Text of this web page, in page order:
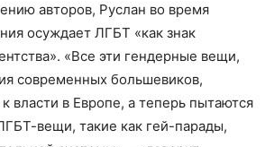
авторов, Руслан во время
осуждает ЛГБТ «как знак
«Все эти гендерные вещи,
современных большевиков,
власти в Европе, а теперь пытаются
вещи, такие как гей-парады,